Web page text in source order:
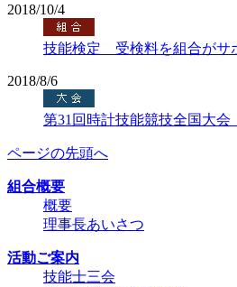
2018/10/4
技能検定 受検料を組合がサ
2018/8/6
第31回時計技能競技全国大
ページの先頭へ
組合概要
概要
理事長あいさつ
活動ご案内
技能士三会